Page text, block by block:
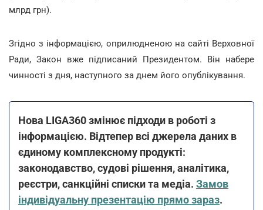
млрд грн).
Згідно з інформацією, оприлюдненою на сайті Верховної
Ради, Закон вже підписаний Президентом. Він набере
чинності з дня, наступного за днем його опублікування.
Нова LIGA360 змінює підходи в роботі з
інформацією. Відтепер всі джерела даних в
єдиному комплексному продукті:
законодавство, судові рішення, аналітика,
реєстри, санкційні списки та медіа. Замов
індивідуальну презентацію прямо зараз.